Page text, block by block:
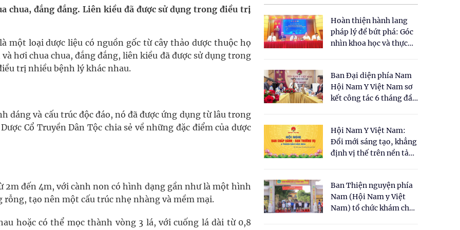
lực cho môi trường và cộng đồng
chua, đắng đắng. Liên kiều đã được sử dụng trong điều trị
một loại dược liệu có nguồn gốc từ cây thảo dược thuộc họ
hơi chua chua, đắng đắng, liên kiều đã được sử dụng trong
trị nhiều bệnh lý khác nhau.
dáng và cấu trúc độc đáo, nó đã được ứng dụng từ lâu trong
Cổ Truyền Dân Tộc chia sẻ về những đặc điểm của dược
2m đến 4m, với cành non có hình dạng gần như là một hình
rỗng, tạo nên một cấu trúc nhẹ nhàng và mềm mại.
hoặc có thể mọc thành vòng 3 lá, với cuống lá dài từ 0,8
Hoàn thiện hành lang
pháp lý để bứt phá: Góc
nhìn khoa học và thực
cho Luật Y dược cổ
truyền Việt Nam"
Ban Đại diện phía Nam
Hội Nam Y Việt Nam sơ
kết công tác 6 tháng đầu
Hội Nam Y Việt Nam:
Đổi mới sáng tạo, khẳng
định vị thế trên nền tảng
Ban Thiện nguyện phía
Nam (Hội Nam y Việt
Nam) tổ chức khám chữa